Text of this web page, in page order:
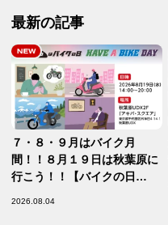
最新の記事
７・８・９月はバイク月
間！！８月１９日は秋葉原に
行こう！！【バイクの日
2026.08.04